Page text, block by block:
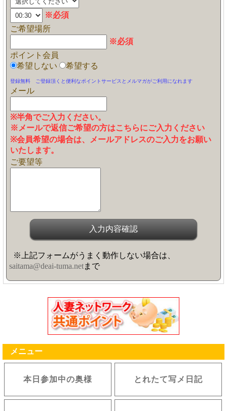
※必須
ご希望場所
※必須
ポイント会員
希望しない
希望する
登録無料 ご登録頂くと便利なポイントサービスとメルマガがご利用になれます
メール
※半角でご入力ください。
※メールで返信ご希望の方はこちらにご入力ください
※会員希望の場合は、メールアドレスのご入力をお願い
いたします。
ご要望等
※上記フォームがうまく動作しない場合は、
saitama@deai-tuma.netまで
メニュー
本日参加中の奥様 とれたて写メ日記